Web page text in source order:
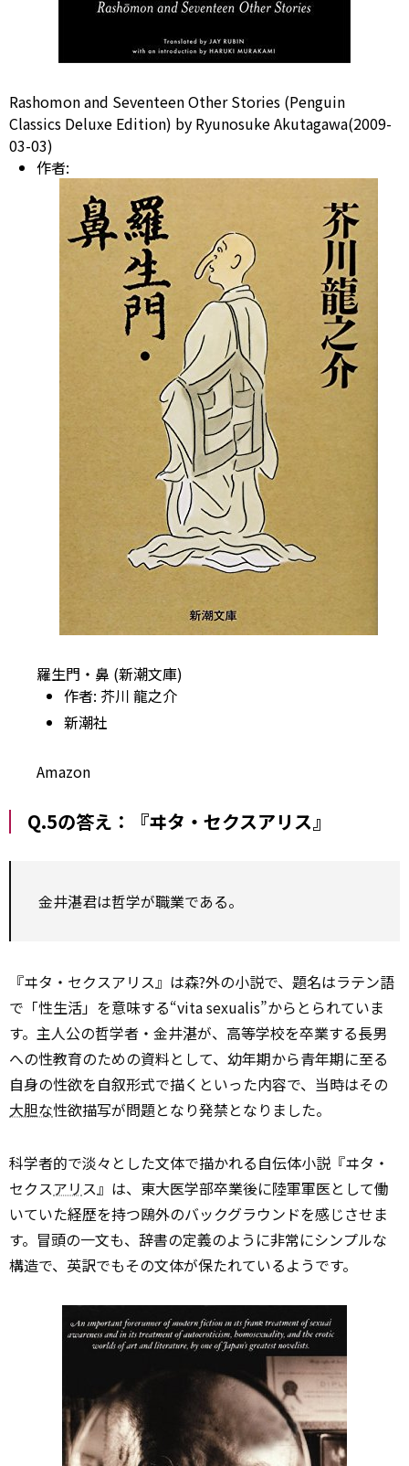
Rashomon and Seventeen Other Stories (Penguin
Classics Deluxe Edition) by Ryunosuke Akutagawa(2009-
03-03)
作者:
羅生門・鼻 (新潮文庫)
作者: 芥川 龍之介
新潮社
Amazon
Q.5の答え：『ヰタ・セクスアリス』
金井湛君は哲学が職業である。
『ヰタ・セクスアリス』は森?外の小説で、題名はラテン語
で「性生活」を意味する“vita sexualis”からとられていま
す。主人公の哲学者・金井湛が、高等学校を卒業する長男
への性教育のための資料として、幼年期から青年期に至る
自身の性欲を自叙形式で描くといった内容で、当時はその
大胆な性欲描写が問題となり発禁となりました。
科学者的で淡々とした文体で描かれる自伝体小説『ヰタ・
セクスアリス』は、東大医学部卒業後に陸軍軍医として働
いていた経歴を持つ鴎外のバックグラウンドを感じさせま
す。冒頭の一文も、辞書の定義のように非常にシンプルな
構造で、英訳でもその文体が保たれているようです。